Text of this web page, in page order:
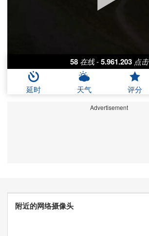
58 在线 - 5.961.203 点击
延时 天气 评分
Advertisement
附近的网络摄像头